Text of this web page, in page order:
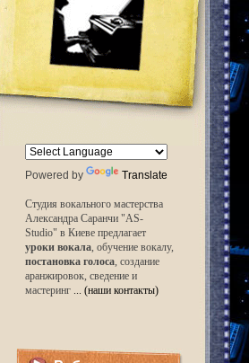
Powered by Translate
Студия вокального мастерства
Александра Саранчи "AS-
Studio" в Киеве предлагает
уроки вокала, обучение вокалу,
постановка голоса, создание
аранжировок, сведение и
мастеринг ... (наши контакты)